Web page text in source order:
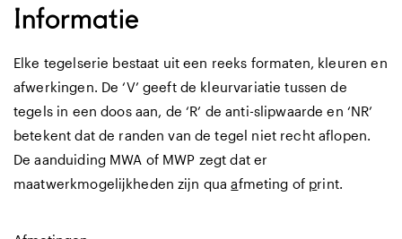
Informatie
Elke tegelserie bestaat uit een reeks formaten, kleuren en
afwerkingen. De ‘V’ geeft de kleurvariatie tussen de
tegels in een doos aan, de ‘R’ de anti-slipwaarde en ‘NR’
betekent dat de randen van de tegel niet recht aflopen.
De aanduiding MWA of MWP zegt dat er
maatwerkmogelijkheden zijn quaafmeting of print.